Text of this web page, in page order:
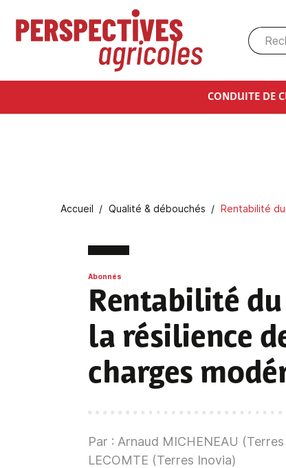
Aller au contenu principal
CONDUITE DE
Fil d'Ariane
Accueil Qualité & débouchés Rentabilité
Abonnés
Rentabilité
la résilience
charges
Par : Arnaud MICHENEAU
LECOMTE (Terres Inovia)